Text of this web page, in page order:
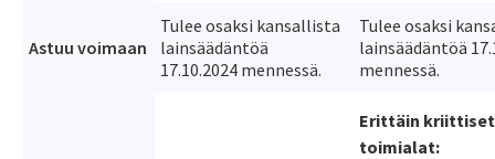
Astuu voimaan
Tulee osaksi kansallista
lainsäädäntöä
17.10.2024 mennessä.
Tulee osaksi
lainsäädäntöä
mennessä.
Erittäin kriittiset
toimialat: